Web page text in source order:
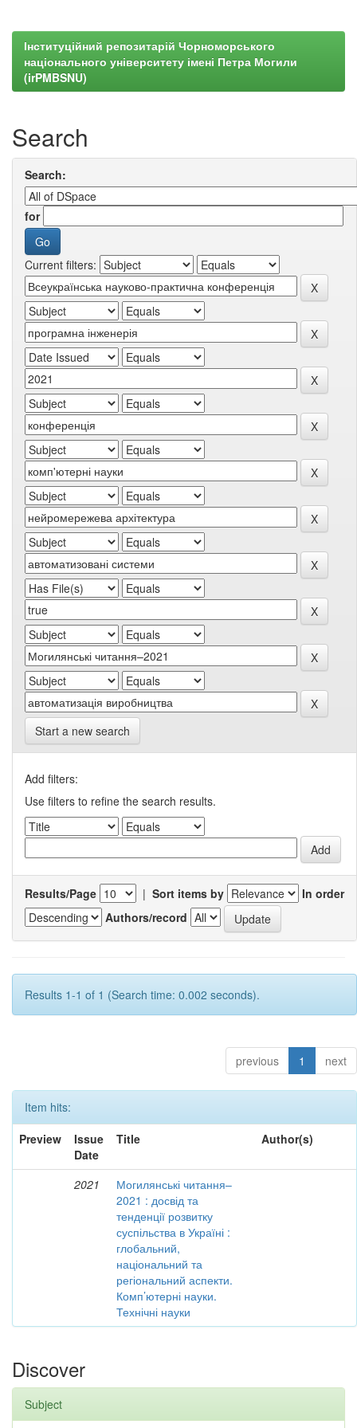
Інституційний репозитарій Чорноморського
національного університету імені Петра Могили
(irPMBSNU)
Search
Search:
for
Current filters:
Start a new search
Add filters:
Use filters to refine the search results.
Results/Page | Sort items by
In order
Authors/record
Results 1-1 of 1 (Search time: 0.002 seconds).
previous 1 next
Item hits:
Preview
Issue
Date
Title Author(s)
2021
Могилянські читання–
2021 : досвід та
тенденції розвитку
суспільства в Україні :
глобальний,
національний та
регіональний аспекти.
Комп’ютерні науки.
Технічні науки
Discover
Subject